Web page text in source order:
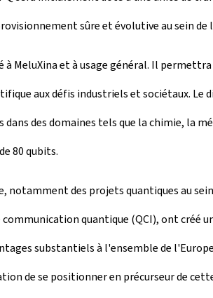
sûre et évolutive au sein de
MeluXina et à usage général. Il
aux défis industriels et sociétaux.
des domaines tels que la chimie, la
80 qubits.
notamment des projets quantiques au
quantique (QCI), ont créé
substantiels à l'ensemble de
de se positionner en précurseur de